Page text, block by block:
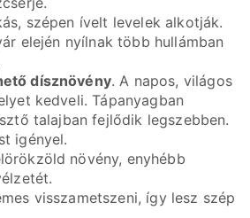
szépen ívelt levelek alkotják.
elején nyílnak több hullámban
dísznövény. A napos, világos
kedveli. Tápanyagban
talajban fejlődik legszebben.
igényel.
növény, enyhébb
visszametszeni, így lesz szép